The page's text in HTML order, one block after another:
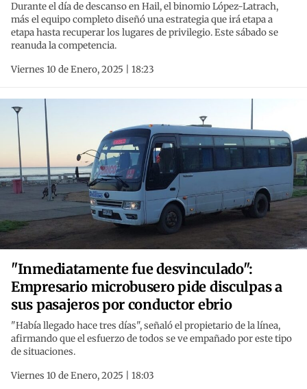
Durante el día de descanso en Hail, el binomio López-Latrach,
más el equipo completo diseñó una estrategia que irá etapa a
etapa hasta recuperar los lugares de privilegio. Este sábado se
reanuda la competencia.
Viernes 10 de Enero, 2025 | 18:23
"Inmediatamente fue desvinculado":
Empresario microbusero pide disculpas a
sus pasajeros por conductor ebrio
"Había llegado hace tres días", señaló el propietario de la línea,
afirmando que el esfuerzo de todos se ve empañado por este tipo
de situaciones.
Viernes 10 de Enero, 2025 | 18:03